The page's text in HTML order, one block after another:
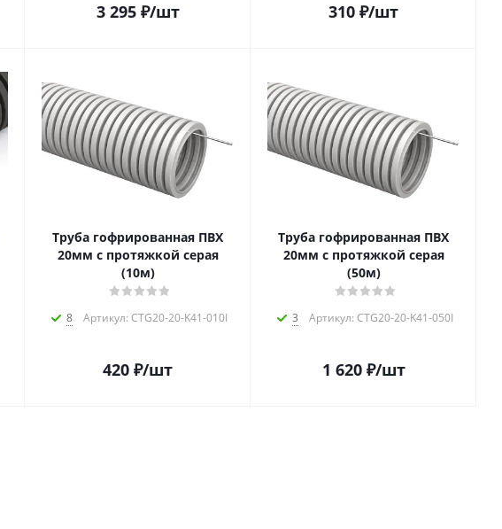
3 295₽/шт 310 ₽/шт
Труба гофрированная ПВХ
20мм с протяжкой серая
(10м)
8 Артикул: CTG20-20-K41-010I
420 ₽/шт
Труба гофрированная ПВХ
20мм с протяжкой серая
(50м)
3 Артикул: CTG20-20-K41-050I
1 620₽/шт